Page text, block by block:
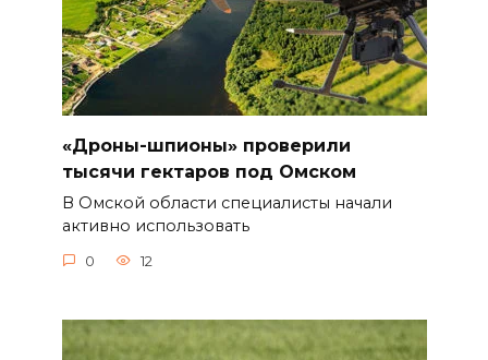
«Дроны-шпионы» проверили
тысячи гектаров под Омском
В Омской области специалисты начали
активно использовать
0 12